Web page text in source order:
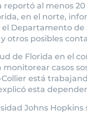
reportó al menos
en el norte,
Departamento de
otros posibles
de Florida en el
monitorear casos
está
esta
Johns